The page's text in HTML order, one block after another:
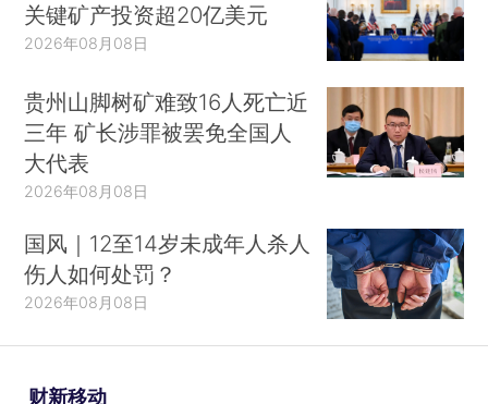
关键矿产投资超20亿美元
2026年08月08日
贵州山脚树矿难致16人死亡近
三年 矿长涉罪被罢免全国人
大代表
2026年08月08日
国风｜12至14岁未成年人杀人
伤人如何处罚？
2026年08月08日
财新移动